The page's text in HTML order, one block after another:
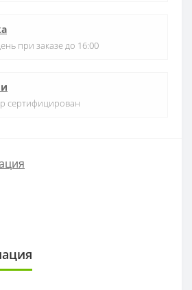
при заказе до 16:00
сертифицирован